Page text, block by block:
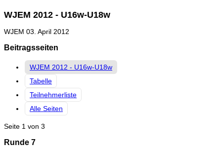
WJEM 2012 - U16w-U18w
WJEM 03. April 2012
Beitragsseiten
WJEM 2012 - U16w-U18w
Tabelle
Teilnehmerliste
Alle Seiten
Seite 1 von 3
Runde 7